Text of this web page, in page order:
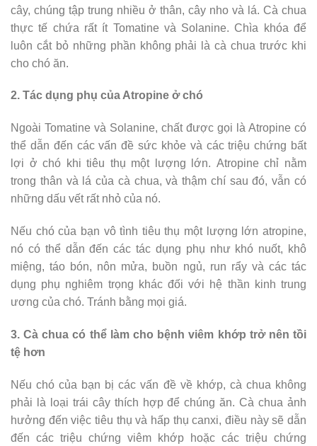
cây, chúng tập trung nhiều ở thân, cây nho và lá. Cà chua
thực tế chứa rất ít Tomatine và Solanine. Chìa khóa để
luôn cắt bỏ những phần không phải là cà chua trước khi
cho chó ăn.
2. Tác dụng phụ của Atropine ở chó
Ngoài Tomatine và Solanine, chất được gọi là Atropine có
thể dẫn đến các vấn đề sức khỏe và các triệu chứng bất
lợi ở chó khi tiêu thụ một lượng lớn. Atropine chỉ nằm
trong thân và lá của cà chua, và thậm chí sau đó, vẫn có
những dấu vết rất nhỏ của nó.
Nếu chó của bạn vô tình tiêu thụ một lượng lớn atropine,
nó có thể dẫn đến các tác dụng phụ như khó nuốt, khô
miệng, táo bón, nôn mửa, buồn ngủ, run rẩy và các tác
dụng phụ nghiêm trọng khác đối với hệ thần kinh trung
ương của chó. Tránh bằng mọi giá.
3. Cà chua có thể làm cho bệnh viêm khớp trở nên tồi
tệ hơn
Nếu chó của bạn bị các vấn đề về khớp, cà chua không
phải là loại trái cây thích hợp để chúng ăn. Cà chua ảnh
hưởng đến việc tiêu thụ và hấp thụ canxi, điều này sẽ dẫn
đến các triệu chứng viêm khớp hoặc các triệu chứng